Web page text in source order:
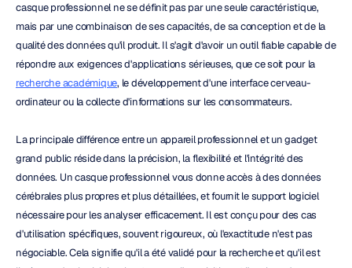
casque professionnel ne se définit pas par une seule caractéristique,
mais par une combinaison de ses capacités, de sa conception et de la
qualité des données qu'il produit. Il s'agit d'avoir un outil fiable capable de
recherche académique, le développement d'une interface cerveau-
ordinateur ou la collecte d'informations sur les consommateurs.
La principale différence entre un appareil professionnel et un gadget
grand public réside dans la précision, la flexibilité et l'intégrité des
données. Un casque professionnel vous donne accès à des données
cérébrales plus propres et plus détaillées, et fournit le support logiciel
nécessaire pour les analyser efficacement. Il est conçu pour des cas
d'utilisation spécifiques, souvent rigoureux, où l'exactitude n'est pas
négociable. Cela signifie qu'il a été validé pour la recherche et qu'il est